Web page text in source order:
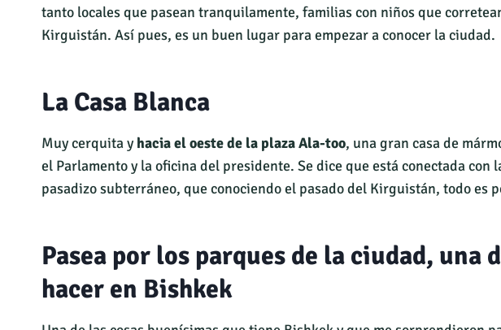
tanto locales que pasean tranquilamente, familias con niños que
Kirguistán. Así pues, es un buen lugar para empezar a conocer la ciudad.
La Casa Blanca
Muy cerquita y hacia el oeste de la plaza Ala-too, una gran casa de
el Parlamento y la oficina del presidente. Se dice que está conectada
pasadizo subterráneo, que conociendo el pasado del Kirguistán, todo es
Pasea por los parques de la ciudad, una
hacer en Bishkek